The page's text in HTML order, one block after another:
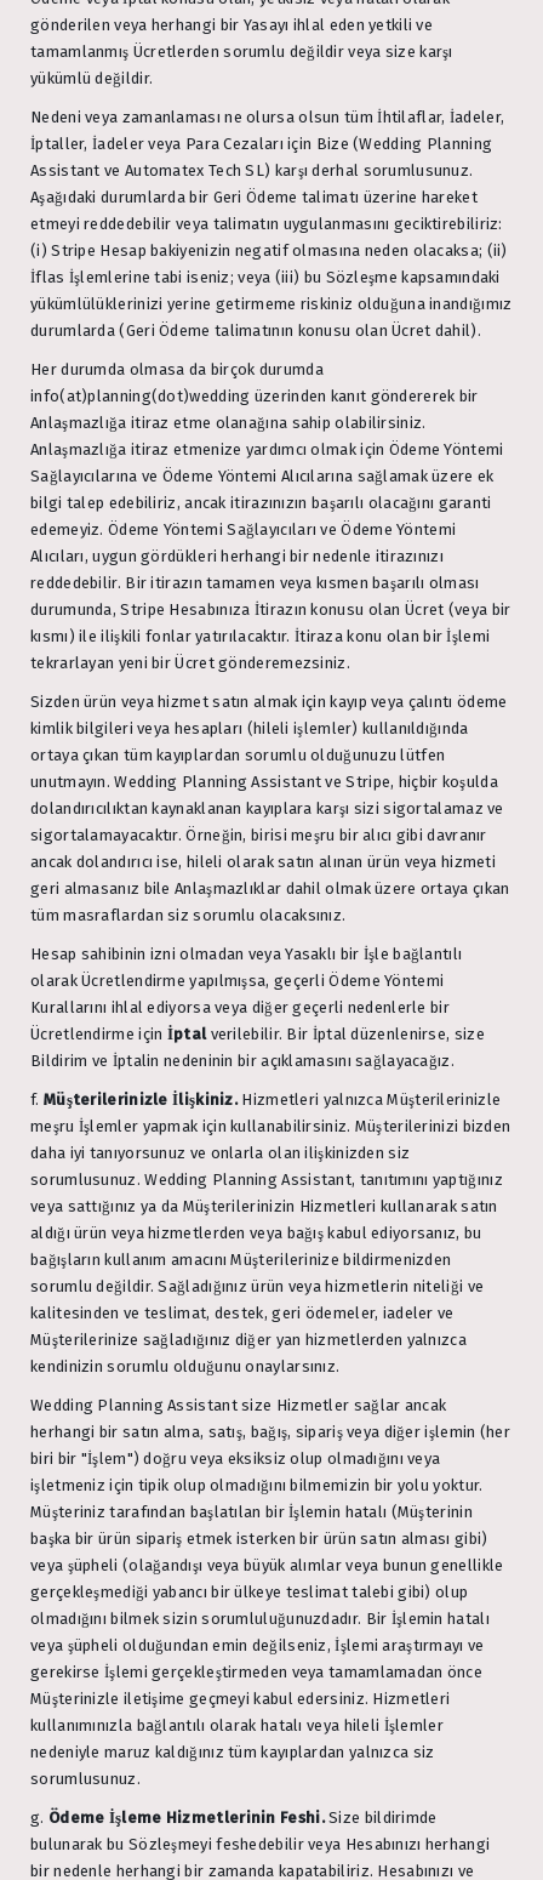
gönderilen veya herhangi bir Yasayı ihlal eden yetkili ve
tamamlanmış Ücretlerden sorumlu değildir veya size karşı
yükümlü değildir.
Nedeni veya zamanlaması ne olursa olsun tüm İhtilaflar, İadeler,
İptaller, İadeler veya Para Cezaları için Bize (Wedding Planning
Assistant ve Automatex Tech SL) karşı derhal sorumlusunuz.
Aşağıdaki durumlarda bir Geri Ödeme talimatı üzerine hareket
etmeyi reddedebilir veya talimatın uygulanmasını geciktirebiliriz:
(i) Stripe Hesap bakiyenizin negatif olmasına neden olacaksa; (ii)
İflas İşlemlerine tabi iseniz; veya (iii) bu Sözleşme kapsamındaki
yükümlülüklerinizi yerine getirmeme riskiniz olduğuna inandığımız
durumlarda (Geri Ödeme talimatının konusu olan Ücret dahil).
Her durumda olmasa da birçok durumda
info(at)planning(dot)wedding üzerinden kanıt göndererek bir
Anlaşmazlığa itiraz etme olanağına sahip olabilirsiniz.
Anlaşmazlığa itiraz etmenize yardımcı olmak için Ödeme Yöntemi
Sağlayıcılarına ve Ödeme Yöntemi Alıcılarına sağlamak üzere ek
bilgi talep edebiliriz, ancak itirazınızın başarılı olacağını garanti
edemeyiz. Ödeme Yöntemi Sağlayıcıları ve Ödeme Yöntemi
Alıcıları, uygun gördükleri herhangi bir nedenle itirazınızı
reddedebilir. Bir itirazın tamamen veya kısmen başarılı olması
durumunda, Stripe Hesabınıza İtirazın konusu olan Ücret (veya bir
kısmı) ile ilişkili fonlar yatırılacaktır. İtiraza konu olan bir İşlemi
tekrarlayan yeni bir Ücret gönderemezsiniz.
Sizden ürün veya hizmet satın almak için kayıp veya çalıntı ödeme
kimlik bilgileri veya hesapları (hileli işlemler) kullanıldığında
ortaya çıkan tüm kayıplardan sorumlu olduğunuzu lütfen
unutmayın. Wedding Planning Assistant ve Stripe, hiçbir koşulda
dolandırıcılıktan kaynaklanan kayıplara karşı sizi sigortalamaz ve
sigortalamayacaktır. Örneğin, birisi meşru bir alıcı gibi davranır
ancak dolandırıcı ise, hileli olarak satın alınan ürün veya hizmeti
geri almasanız bile Anlaşmazlıklar dahil olmak üzere ortaya çıkan
tüm masraflardan siz sorumlu olacaksınız.
Hesap sahibinin izni olmadan veya Yasaklı bir İşle bağlantılı
olarak Ücretlendirme yapılmışsa, geçerli Ödeme Yöntemi
Kurallarını ihlal ediyorsa veya diğer geçerli nedenlerle bir
Ücretlendirme için İptal verilebilir. Bir İptal düzenlenirse, size
Bildirim ve İptalin nedeninin bir açıklamasını sağlayacağız.
f. Müşterilerinizle İlişkiniz.Hizmetleri yalnızca Müşterilerinizle
meşru İşlemler yapmak için kullanabilirsiniz. Müşterilerinizi bizden
daha iyi tanıyorsunuz ve onlarla olan ilişkinizden siz
sorumlusunuz. Wedding Planning Assistant, tanıtımını yaptığınız
veya sattığınız ya da Müşterilerinizin Hizmetleri kullanarak satın
aldığı ürün veya hizmetlerden veya bağış kabul ediyorsanız, bu
bağışların kullanım amacını Müşterilerinize bildirmenizden
sorumlu değildir. Sağladığınız ürün veya hizmetlerin niteliği ve
kalitesinden ve teslimat, destek, geri ödemeler, iadeler ve
Müşterilerinize sağladığınız diğer yan hizmetlerden yalnızca
kendinizin sorumlu olduğunu onaylarsınız.
Wedding Planning Assistant size Hizmetler sağlar ancak
herhangi bir satın alma, satış, bağış, sipariş veya diğer işlemin (her
biri bir "İşlem") doğru veya eksiksiz olup olmadığını veya
işletmeniz için tipik olup olmadığını bilmemizin bir yolu yoktur.
Müşteriniz tarafından başlatılan bir İşlemin hatalı (Müşterinin
başka bir ürün sipariş etmek isterken bir ürün satın alması gibi)
veya şüpheli (olağandışı veya büyük alımlar veya bunun genellikle
gerçekleşmediği yabancı bir ülkeye teslimat talebi gibi) olup
olmadığını bilmek sizin sorumluluğunuzdadır. Bir İşlemin hatalı
veya şüpheli olduğundan emin değilseniz, İşlemi araştırmayı ve
gerekirse İşlemi gerçekleştirmeden veya tamamlamadan önce
Müşterinizle iletişime geçmeyi kabul edersiniz. Hizmetleri
kullanımınızla bağlantılı olarak hatalı veya hileli İşlemler
nedeniyle maruz kaldığınız tüm kayıplardan yalnızca siz
sorumlusunuz.
g. Ödeme İşleme Hizmetlerinin Feshi.Size bildirimde
bulunarak bu Sözleşmeyi feshedebilir veya Hesabınızı herhangi
bir nedenle herhangi bir zamanda kapatabiliriz. Hesabınızı ve